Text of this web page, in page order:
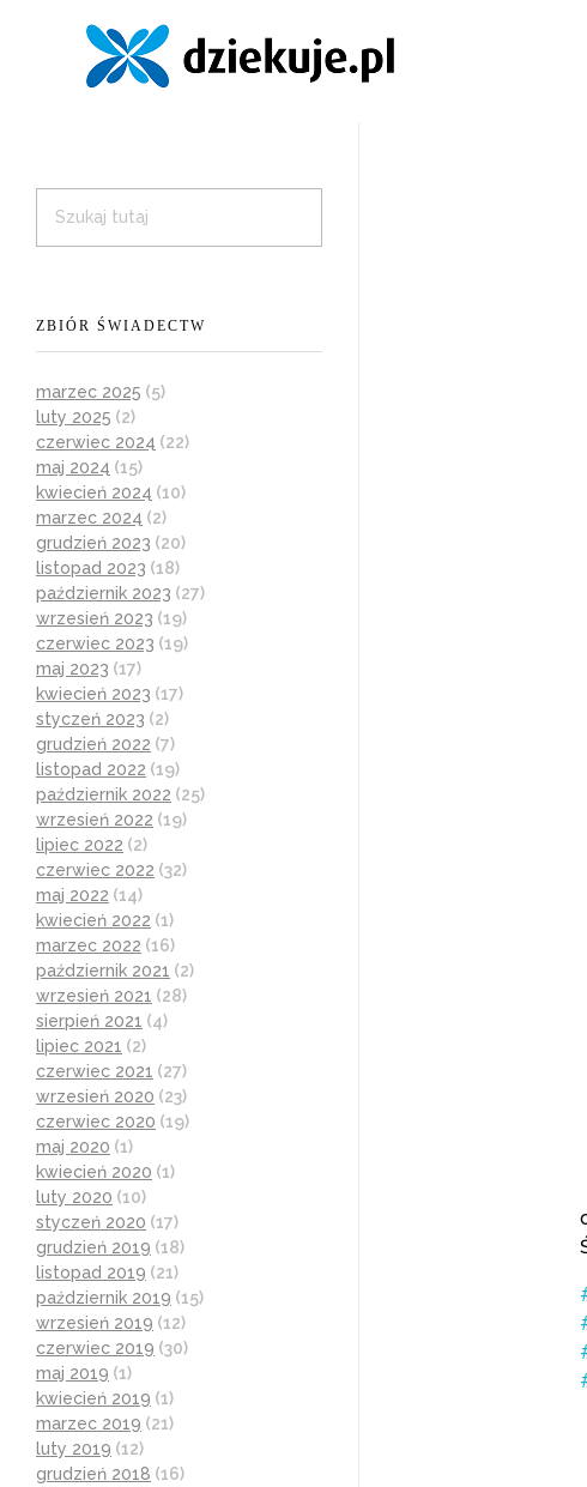
ZBIÓR ŚWIADECTW
marzec 2025 (5)
luty 2025 (2)
czerwiec 2024 (22)
maj 2024 (15)
kwiecień 2024 (10)
marzec 2024 (2)
grudzień 2023 (20)
listopad 2023 (18)
październik 2023 (27)
wrzesień 2023 (19)
czerwiec 2023 (19)
maj 2023 (17)
kwiecień 2023 (17)
styczeń 2023 (2)
grudzień 2022 (7)
listopad 2022 (19)
październik 2022 (25)
wrzesień 2022 (19)
lipiec 2022 (2)
czerwiec 2022 (32)
maj 2022 (14)
kwiecień 2022 (1)
marzec 2022 (16)
październik 2021 (2)
wrzesień 2021 (28)
sierpień 2021 (4)
lipiec 2021 (2)
czerwiec 2021 (27)
wrzesień 2020 (23)
czerwiec 2020 (19)
maj 2020 (1)
kwiecień 2020 (1)
luty 2020 (10)
styczeń 2020 (17)
grudzień 2019 (18)
listopad 2019 (21)
październik 2019 (15)
wrzesień 2019 (12)
czerwiec 2019 (30)
maj 2019 (1)
kwiecień 2019 (1)
marzec 2019 (21)
luty 2019 (12)
grudzień 2018 (16)